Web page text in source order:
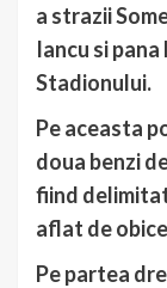
a strazii
Iancu si
Stadionului.
Pe aceasta
doua benzi
fiind
aflat de
Pe partea